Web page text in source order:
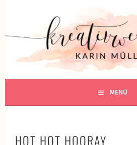
KREATIV SEIN
MENÜ
HOT HOT HOORAY